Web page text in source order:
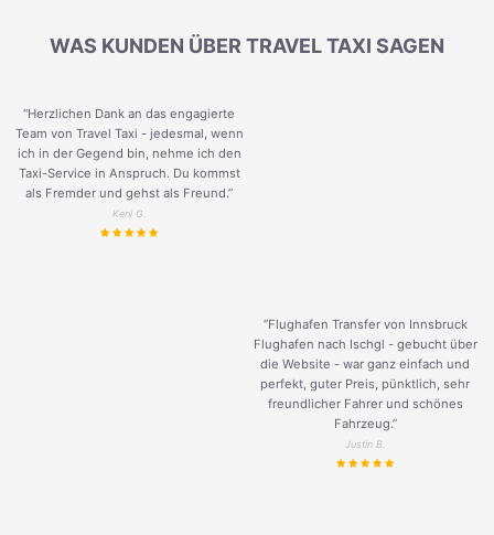
WAS KUNDEN ÜBER TRAVEL TAXI SAGEN
“Herzlichen Dank an das engagierte
Team von Travel Taxi - jedesmal, wenn
ich in der Gegend bin, nehme ich den
Taxi-Service in Anspruch. Du kommst
als Fremder und gehst als Freund.”
Keni G.
“Flughafen Transfer von Innsbruck
Flughafen nach Ischgl - gebucht über
die Website - war ganz einfach und
perfekt, guter Preis, pünktlich, sehr
freundlicher Fahrer und schönes
Fahrzeug.”
Justin B.